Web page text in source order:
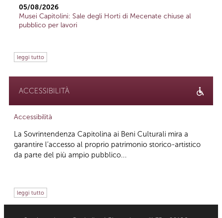
05/08/2026
Musei Capitolini: Sale degli Horti di Mecenate chiuse al
pubblico per lavori
leggi tutto
ACCESSIBILITÀ
Accessibilità
La Sovrintendenza Capitolina ai Beni Culturali mira a
garantire l’accesso al proprio patrimonio storico-artistico
da parte del più ampio pubblico...
leggi tutto